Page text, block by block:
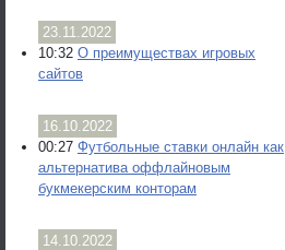
23.11.2022
10:32 О преимуществах игровых
сайтов
16.10.2022
00:27 Футбольные ставки онлайн как
альтернатива оффлайновым
букмекерским конторам
14.10.2022